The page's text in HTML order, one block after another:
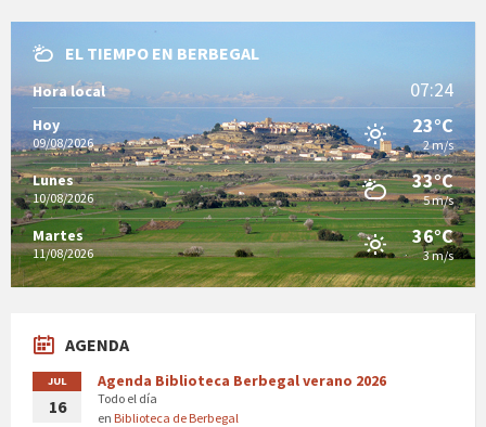
EL TIEMPO EN BERBEGAL
Hora local 07:24
Hoy
09/08/2026
23°C
2 m/s
Lunes
10/08/2026
33°C
5 m/s
Martes
11/08/2026
36°C
3 m/s
AGENDA
JUL
16
Agenda Biblioteca Berbegal verano 2026
Todo el día
en Biblioteca de Berbegal